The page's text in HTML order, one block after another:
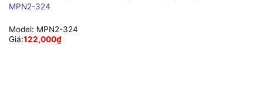
MPN2-324
Model: MPN2-324
Giá:122,000₫